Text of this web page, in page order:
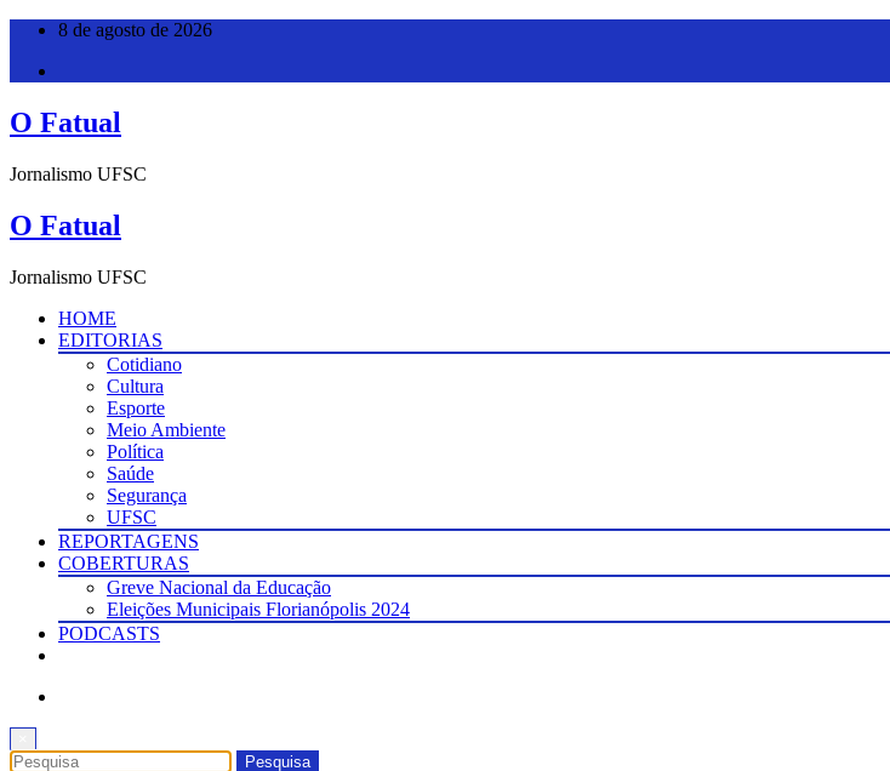
Pular
8 de agosto de 2026
O Fatual
Jornalismo UFSC
O Fatual
Jornalismo UFSC
HOME
EDITORIAS
Cotidiano
Cultura
Esporte
Meio Ambiente
Política
Saúde
Segurança
UFSC
REPORTAGENS
COBERTURAS
Greve Nacional da Educação
Eleições Municipais Florianópolis 2024
PODCASTS